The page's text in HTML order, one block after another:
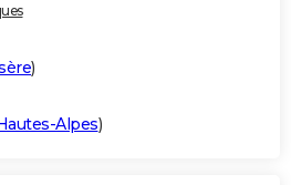
)
Alpes)